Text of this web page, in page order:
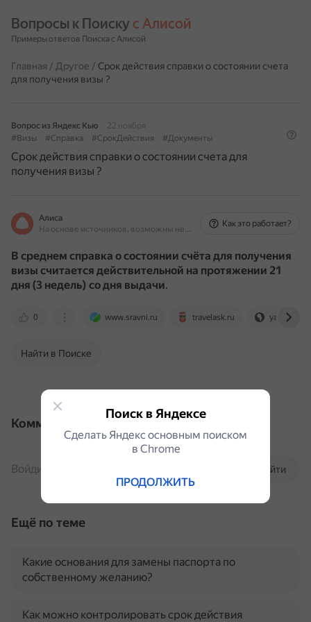
Вопросы к Поиску с Алисой
Примеры ответов Поиска с Алисой
Главная / Другое / Срок действия справки о состоянии счета
для получения визы ?
Вопрос из Яндекс Кью
22 ноября
#Визы
#Справка #СрокДействия #Документы
Срок действия справки о состоянии счета для
получения визы ?
Алиса
На основе источников, возможны неточности
Как это работает?
В среднем справка о состоянии счёта для получения
визы считается действительной на протяжении 21
дня (3 недель) со дня выдачи.
0 www.sravni.ru travelask.ru yandex.ru
Найти в Поиске
Комментарии
Войти
Войдите, чтобы комментировать
Ещё по теме
Какие основания для замены паспорта по
собственному желанию?
Как можно контролировать срок действия
Поиск в Яндексе
Сделать Яндекс основным поиском
в Сhrome
ПРОДОЛЖИТЬ